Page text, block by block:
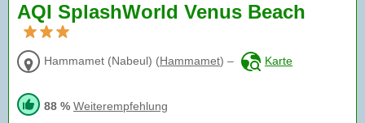
AQI SplashWorld Venus Beach
Hammamet (Nabeul) (Hammamet) – Karte
88 % Weiterempfehlung